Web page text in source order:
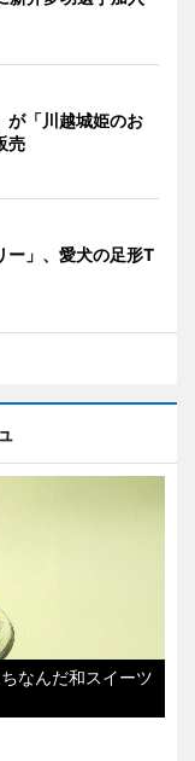
が「川越城姫のお
売
ー」、愛犬の足形T
なんだ和スイーツ